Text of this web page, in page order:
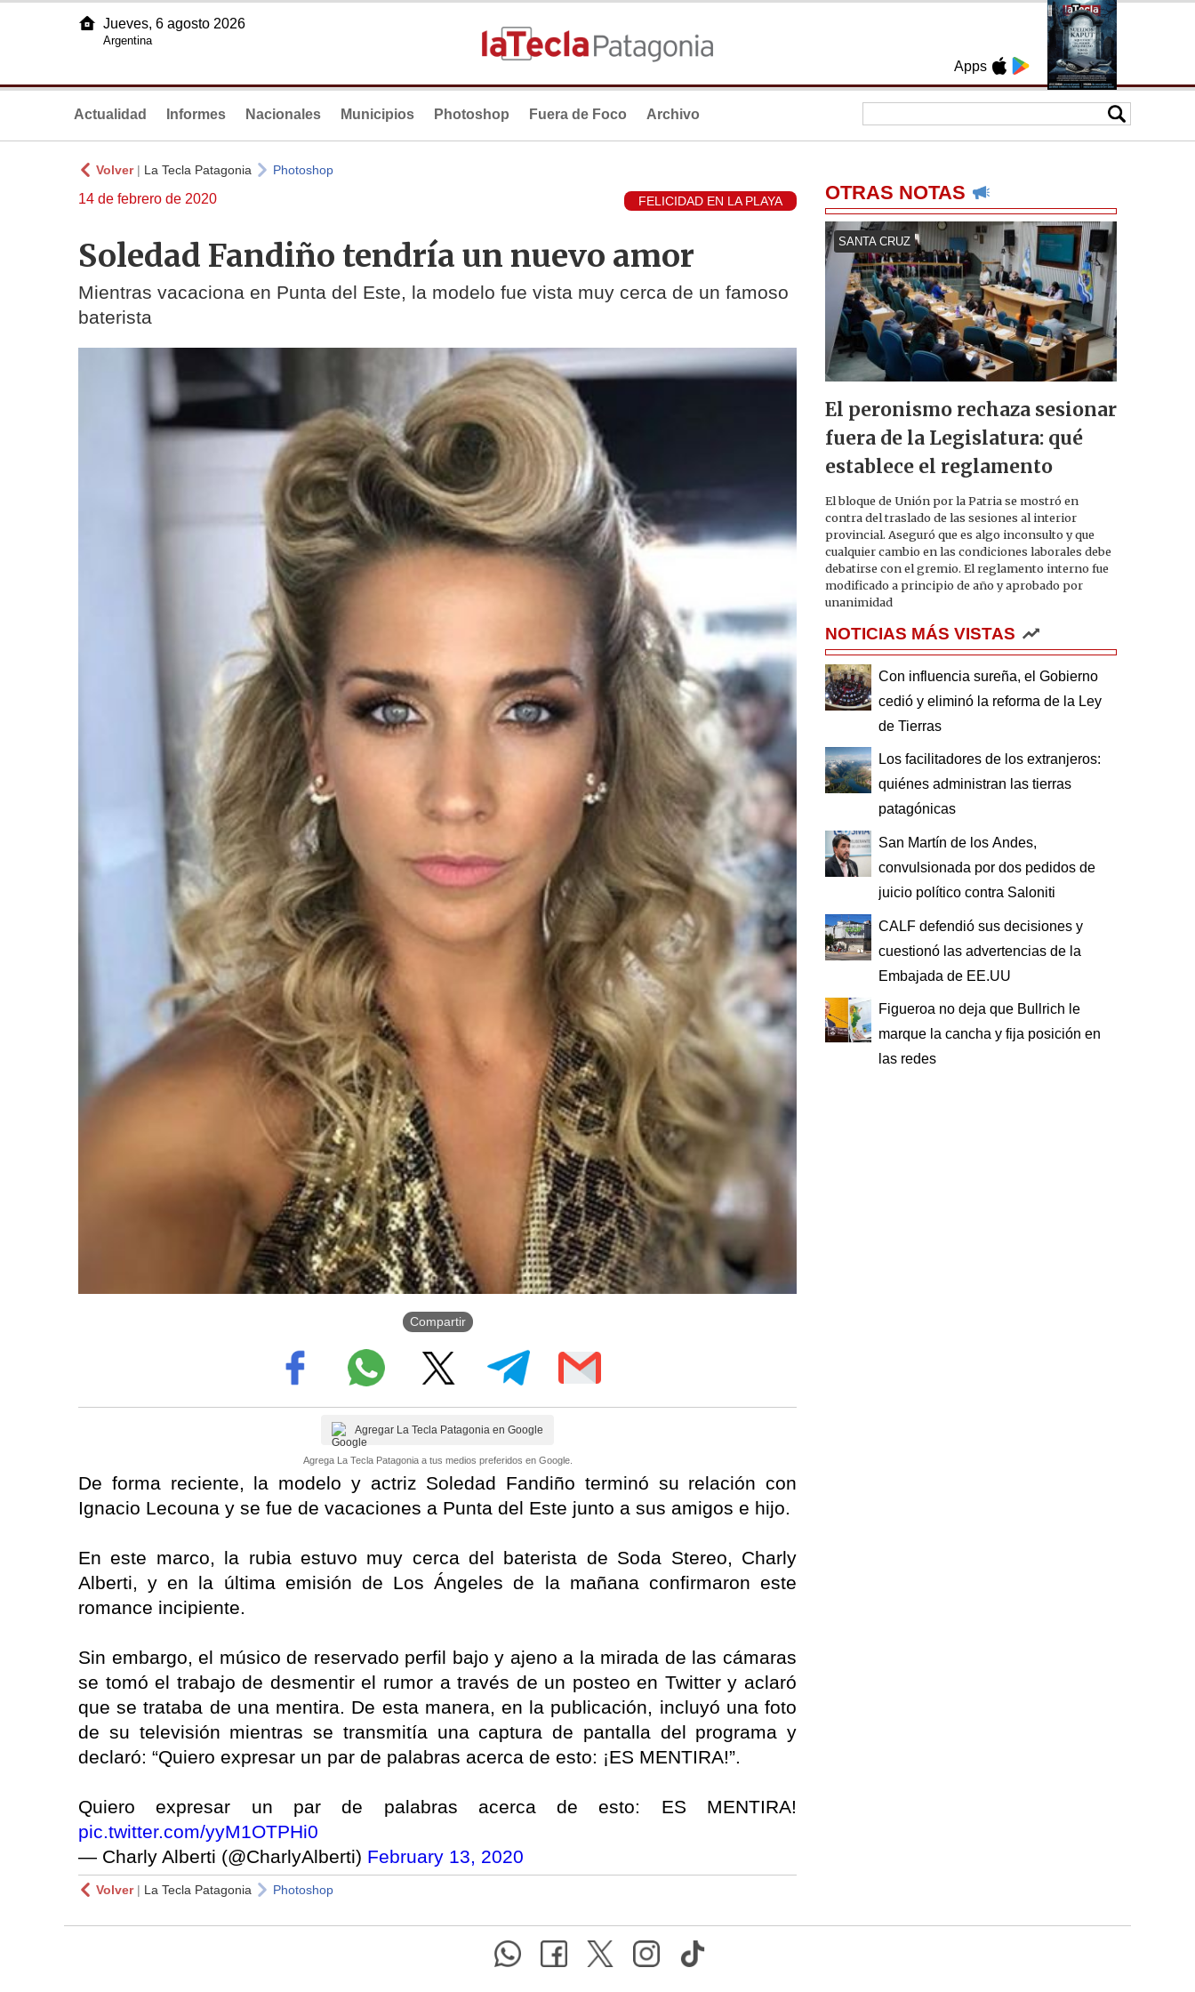
Apps
Jueves, 6 agosto 2026
Argentina
Actualidad Informes Nacionales Municipios Photoshop Fuera de Foco Archivo
Volver| La Tecla Patagonia Photoshop
14 de febrero de 2020 FELICIDAD EN LA PLAYA
Soledad Fandiño tendría un nuevo amor
Mientras vacaciona en Punta del Este, la modelo fue vista muy cerca de un famoso
baterista
Compartir
Agregar La Tecla Patagonia en Google
Agrega La Tecla Patagonia a tus medios preferidos en Google.
De forma reciente, la modelo y actriz Soledad Fandiño terminó su relación con
Ignacio Lecouna y se fue de vacaciones a Punta del Este junto a sus amigos e hijo.
En este marco, la rubia estuvo muy cerca del baterista de Soda Stereo, Charly
Alberti, y en la última emisión de Los Ángeles de la mañana confirmaron este
romance incipiente.
Sin embargo, el músico de reservado perfil bajo y ajeno a la mirada de las cámaras
se tomó el trabajo de desmentir el rumor a través de un posteo en Twitter y aclaró
que se trataba de una mentira. De esta manera, en la publicación, incluyó una foto
de su televisión mientras se transmitía una captura de pantalla del programa y
declaró: “Quiero expresar un par de palabras acerca de esto: ¡ES MENTIRA!”.
Quiero expresar un par de palabras acerca de esto: ES MENTIRA!
pic.twitter.com/yyM1OTPHi0
— Charly Alberti (@CharlyAlberti) February 13, 2020
Volver| La Tecla Patagonia Photoshop
OTRAS NOTAS
SANTA CRUZ
El peronismo rechaza sesionar
fuera de la Legislatura: qué
establece el reglamento
El bloque de Unión por la Patria se mostró en
contra del traslado de las sesiones al interior
provincial. Aseguró que es algo inconsulto y que
cualquier cambio en las condiciones laborales debe
debatirse con el gremio. El reglamento interno fue
modificado a principio de año y aprobado por
unanimidad
NOTICIAS MÁS VISTAS
Con influencia sureña, el Gobierno
cedió y eliminó la reforma de la Ley
de Tierras
Los facilitadores de los extranjeros:
quiénes administran las tierras
patagónicas
San Martín de los Andes,
convulsionada por dos pedidos de
juicio político contra Saloniti
CALF defendió sus decisiones y
cuestionó las advertencias de la
Embajada de EE.UU
Figueroa no deja que Bullrich le
marque la cancha y fija posición en
las redes